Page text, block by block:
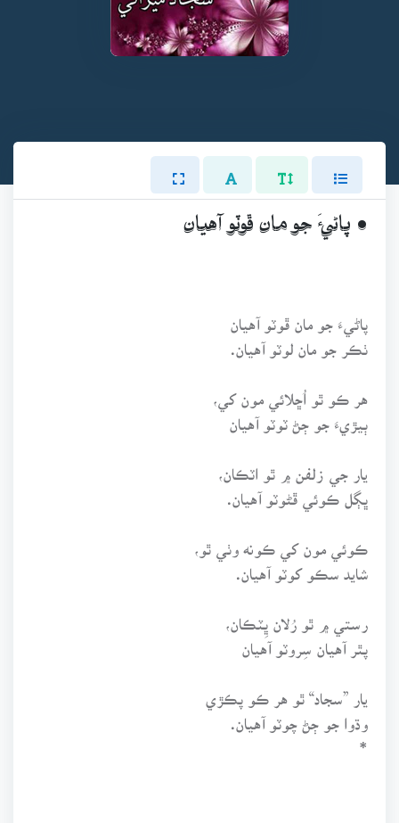
• پاڻيءَ جو مان ڦوٽو آهيان
پاڻيءَ جو مان ڦوٽو آهيان
ٺڪر جو مان لوٽو آهيان.
هر ڪو ٿو اُڇلائي مون کي،
ٻيڙيءَ جو ڄڻ ٽوٽو آهيان
يار جي زلفن ۾ ٿو اٽڪان،
ڀڳل ڪوئي ڦڻوٽو آهيان.
ڪوئي مون کي ڪونه وٺي ٿو،
شايد سڪو کوٽو آهيان.
رستي ۾ ٿو رُلان ڀِٽڪان،
پٿر آهيان سِروٽو آهيان
يار ”سجاد“ ٿو هر ڪو پڪڙي
وڌوا جو ڄڻ چوٽو آهيان.
*